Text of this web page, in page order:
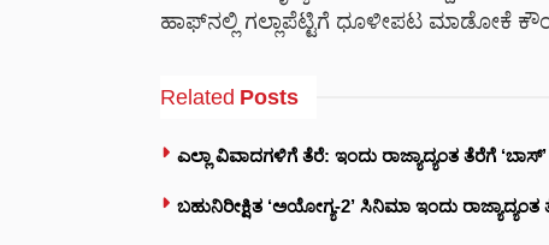
ಹಾಫ್‌ನಲ್ಲಿ ಗಲ್ಲಾಪೆಟ್ಟಿಗೆ ಧೂಳೀಪಟ ಮಾಡೋಕೆ
Related Posts
ಎಲ್ಲಾ ವಿವಾದಗಳಿಗೆ ತೆರೆ: ಇಂದು ರಾಜ್ಯಾದ್ಯಂತ ತೆರೆಗೆ
ಬಹುನಿರೀಕ್ಷಿತ ‘ಅಯೋಗ್ಯ-2’ ಸಿನಿಮಾ ಇಂದು ರಾಜ್ಯಾದ್ಯಂತ